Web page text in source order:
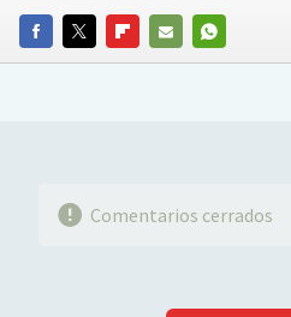
FACEBOOKTWITTERFLIPBOARD
E-
WHATSAPP
Comentarios cerrados